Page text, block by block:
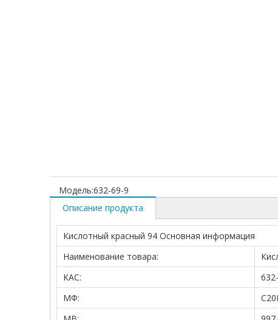
Модель:632-69-9
Описание продукта
Кислотный красный 94 Основная информация
Наименование товара:
КАС:
МФ: